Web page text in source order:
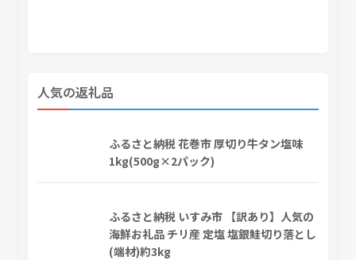
人気の返礼品
ふるさと納税 花巻市 厚切り牛タン塩味
1kg(500g×2パック)
ふるさと納税 いすみ市 【訳あり】人気の
海鮮お礼品 チリ産 定塩 塩銀鮭切り落とし
(端材)約3kg